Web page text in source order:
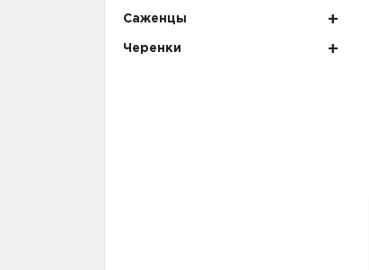
Саженцы
Черенки